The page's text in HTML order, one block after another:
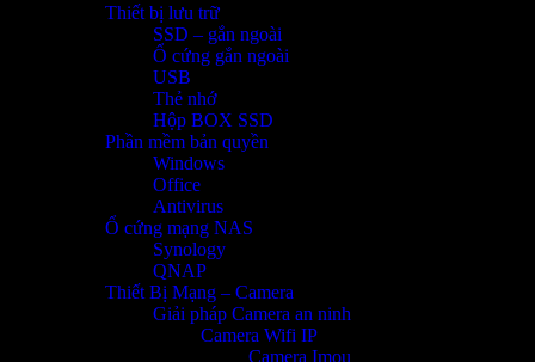
Thiết bị lưu trữ
SSD – gắn ngoài
Ổ cứng gắn ngoài
USB
Thẻ nhớ
Hộp BOX SSD
Phần mềm bản quyền
Windows
Office
Antivirus
Ổ cứng mạng NAS
Synology
QNAP
Thiết Bị Mạng – Camera
Giải pháp Camera an ninh
Camera Wifi IP
Camera Imou